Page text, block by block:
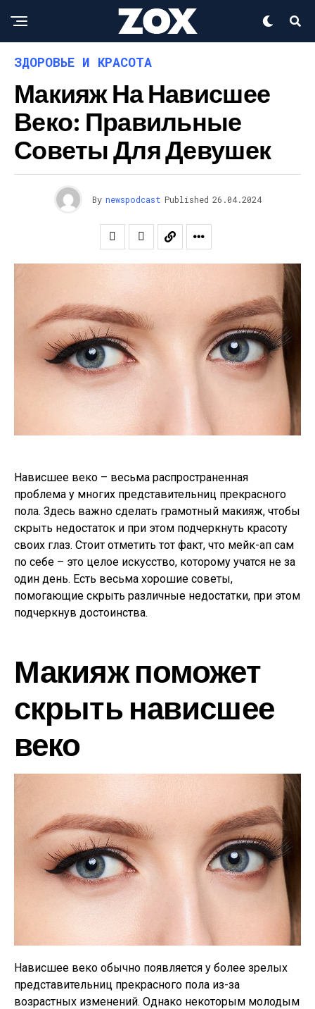
ЗДОРОВЬЕ И КРАСОТА
Макияж На Нависшее
Веко: Правильные
Советы Для Девушек
By newspodcast Published 26.04.2024
Нависшее веко – весьма распространенная
проблема у многих представительниц прекрасного
пола. Здесь важно сделать грамотный макияж, чтобы
скрыть недостаток и при этом подчеркнуть красоту
своих глаз. Стоит отметить тот факт, что мейк-ап сам
по себе – это целое искусство, которому учатся не за
один день. Есть весьма хорошие советы,
помогающие скрыть различные недостатки, при этом
подчеркнув достоинства.
Макияж поможет
скрыть нависшее
веко
Нависшее веко обычно появляется у более зрелых
представительниц прекрасного пола из-за
возрастных изменений. Однако некоторым молодым